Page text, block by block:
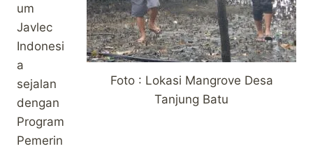
Foto : Lokasi Mangrove Desa
Tanjung Batu
um
Javlec
Indonesi
a
sejalan
dengan
Program
Pemerin